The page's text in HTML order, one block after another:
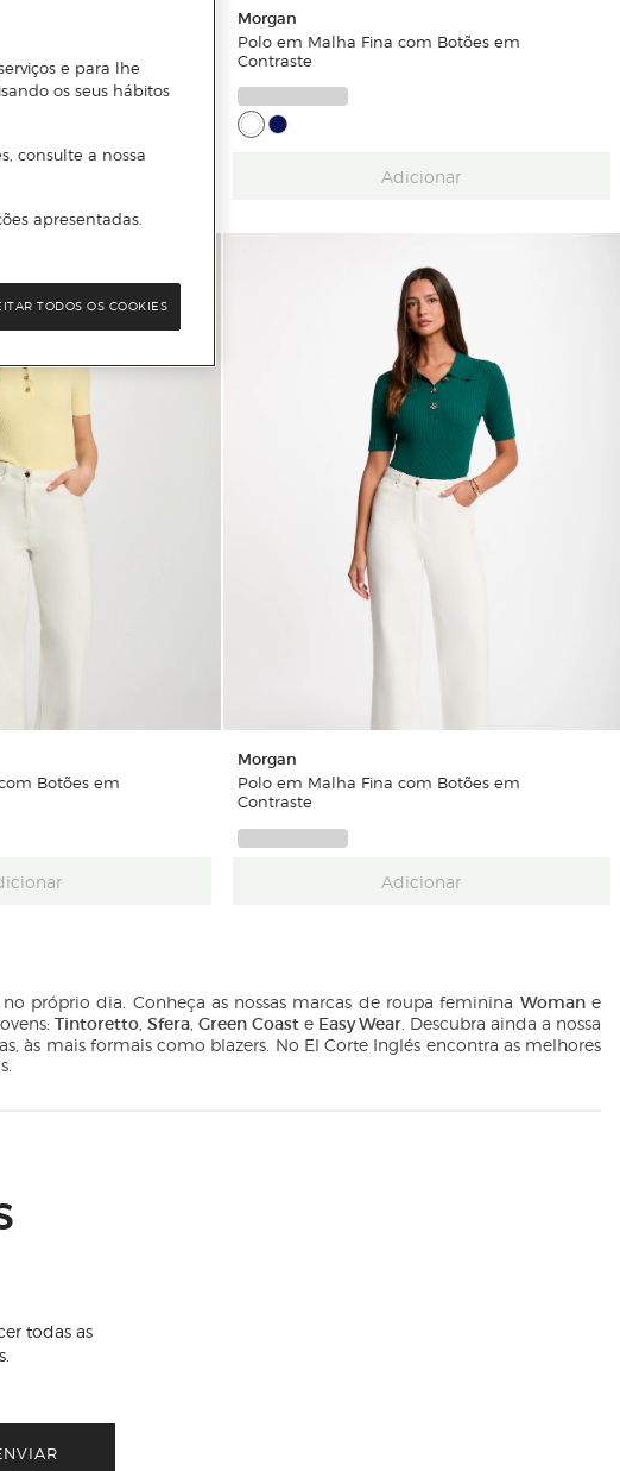
Morgan
Polo em Malha Fina com Botões em
Contraste
Adicionar
Botões em
Morgan
Polo em Malha Fina com Botões em
Contraste
Adicionar
próprio dia. Conheça as nossas marcas de roupa feminina Womane
Tintoretto, Sfera, Green Coast e Easy Wear. Descubra ainda a nossa
às mais formais como blazers. No El Corte Inglés encontra as melhores
todas as
e para lhe
os seus hábitos
consulte a nossa
apresentadas.
TODOS OS COOKIES